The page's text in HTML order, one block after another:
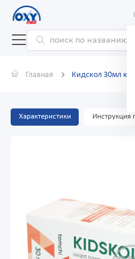
Главная Кидскол 30мл
Характеристики